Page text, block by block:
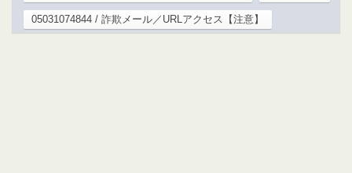
05031074844 / 詐欺メール／URLアクセス【注意】